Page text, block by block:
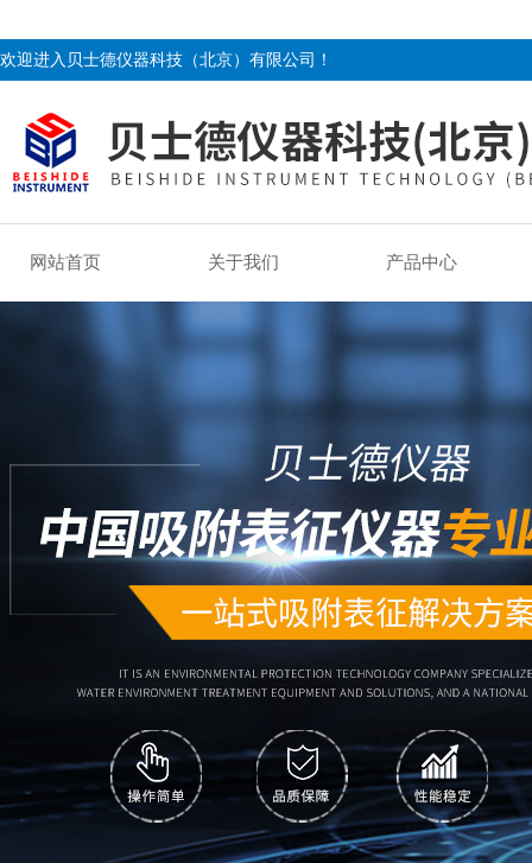
欢迎进入贝士德仪器科技（北京）有限公司！
网站首页 关于我们 产品中心